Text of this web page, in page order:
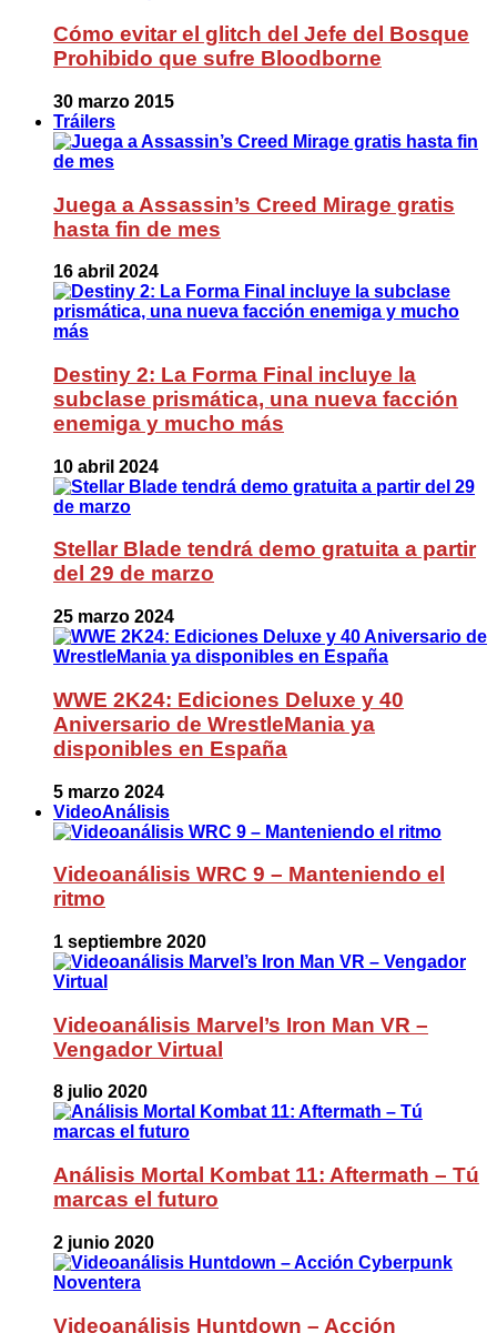
Cómo evitar el glitch del Jefe del Bosque
Prohibido que sufre Bloodborne
30 marzo 2015
Tráilers
Juega a Assassin’s Creed Mirage gratis
hasta fin de mes
16 abril 2024
Destiny 2: La Forma Final incluye la
subclase prismática, una nueva facción
enemiga y mucho más
10 abril 2024
Stellar Blade tendrá demo gratuita a partir
del 29 de marzo
25 marzo 2024
WWE 2K24: Ediciones Deluxe y 40
Aniversario de WrestleMania ya
disponibles en España
5 marzo 2024
VideoAnálisis
Videoanálisis WRC 9 – Manteniendo el
ritmo
1 septiembre 2020
Videoanálisis Marvel’s Iron Man VR –
Vengador Virtual
8 julio 2020
Análisis Mortal Kombat 11: Aftermath – Tú
marcas el futuro
2 junio 2020
Videoanálisis Huntdown – Acción